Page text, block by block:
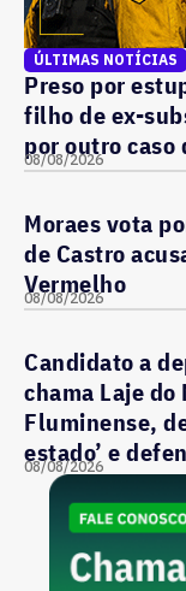
ÚLTIMAS NOTÍCIAS
Preso por
filho de ex-
por outro
08/08/2026
Moraes vota
de Castro
Vermelho
08/08/2026
Candidato a
chama Laje
Fluminense,
estado’ e
08/08/2026